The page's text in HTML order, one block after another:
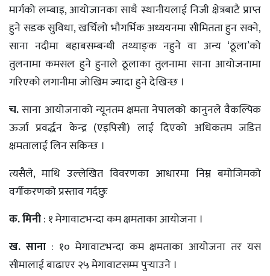
मार्गको लम्बाइ, आयोजानका साथै स्थानीयलाई निजी क्षेत्रबाटै प्राप्त
हुने सडक सुविधा, खर्चिलो भौगर्भिक अध्ययनमा सीमितता हुन सक्ने,
साना नदीमा बहाबसम्बन्धी तथ्याङ्‌क नहुने वा अन्य ‘ठूला’को
तुलनामा कमसल हुने हुनाले ठूलाका तुलनामा साना आयोजनामा
गरिएको लगानीमा जोखिम ज्यादा हुने देखिन्छ ।
च.साना आयोजनाको न्यूनतम क्षमता नेपालको कानुनले वैकल्पिक
ऊर्जा प्रवर्द्धन केन्द्र (एइपिसी) लाई दिएको अधिकतम जडित
क्षमतालाई लिन सकिन्छ ।
त्यसैले, माथि उल्लेखित विवरणका आधारमा निम्न बमोजिमको
वर्गीकरणको प्रस्ताव गर्दछुः
क. मिनी: १ मेगावाटभन्दा कम क्षमताका आयोजना ।
ख. साना : १० मेगावाटभन्दा कम क्षमताका आयोजना तर यस
सीमालाई बाढाएर २५ मेगावाटसम्म पुर्‍याउने ।